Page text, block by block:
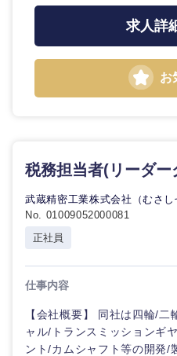
求人詳
お
税務担当者(リーダ
武蔵精密工業株式会社（むさし
No. 01009052000081
正社員
仕事内容
【会社概要】 同社は四輪/
ャル/トランスミッションギ
ント/カムシャフト等の開発/